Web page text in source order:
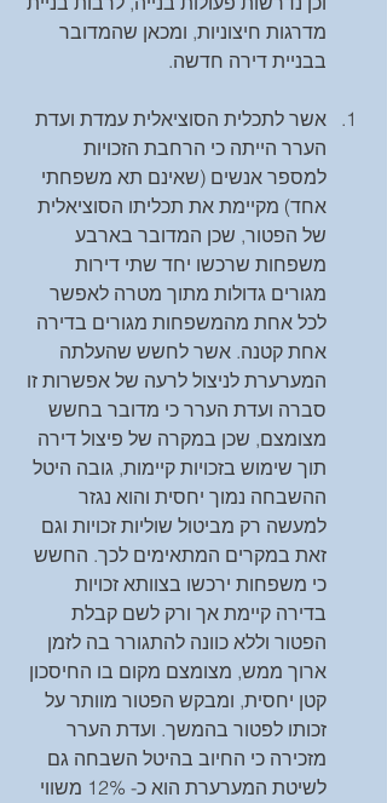
מדרגות חיצוניות, ומכאן שהמדובר
בבניית דירה חדשה.
אשר לתכלית הסוציאלית עמדת ועדת
הערר הייתה כי הרחבת הזכויות
למספר אנשים (שאינם תא משפחתי
אחד) מקיימת את תכליתו הסוציאלית
של הפטור, שכן המדובר בארבע
משפחות שרכשו יחד שתי דירות
מגורים גדולות מתוך מטרה לאפשר
לכל אחת מהמשפחות מגורים בדירה
אחת קטנה. אשר לחשש שהעלתה
המערערת לניצול לרעה של אפשרות זו
סברה ועדת הערר כי מדובר בחשש
מצומצם, שכן במקרה של פיצול דירה
תוך שימוש בזכויות קיימות, גובה היטל
ההשבחה נמוך יחסית והוא נגזר
למעשה רק מביטול שוליות זכויות וגם
זאת במקרים המתאימים לכך. החשש
כי משפחות ירכשו בצוותא זכויות
בדירה קיימת אך ורק לשם קבלת
הפטור וללא כוונה להתגורר בה לזמן
ארוך ממש, מצומצם מקום בו החיסכון
קטן יחסית, ומבקש הפטור מוותר על
זכותו לפטור בהמשך. ועדת הערר
מזכירה כי החיוב בהיטל השבחה גם
לשיטת המערערת הוא כ- 12% משווי